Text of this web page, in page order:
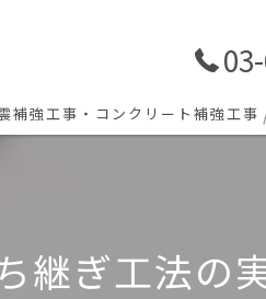
補強工事・コンクリート補強工事
継ぎ工法の